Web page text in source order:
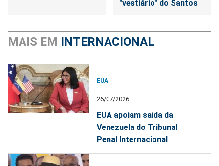
"vestiário" do Santos
MAIS EM INTERNACIONAL
EUA
26/07/2026
EUA apoiam saída da
Venezuela do Tribunal
Penal Internacional